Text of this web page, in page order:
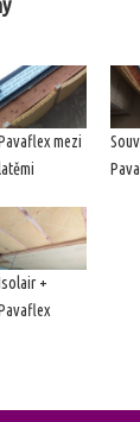
mezi
latěmi
+